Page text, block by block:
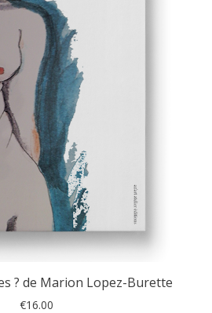
? de Marion Lopez-Burette
€16.00